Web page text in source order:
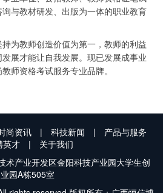
与教材研发、出版为一体的职业教育
为教师创造价值为第一，教师的利益
展才能让自我发展。现已发展成事业
师资格考试服务专业品牌。
尚资讯 | 科技新闻 |
产品与服务
英才 |
关于我们
术产业开发区金阳科技产业园大学生创
业园A栋505室